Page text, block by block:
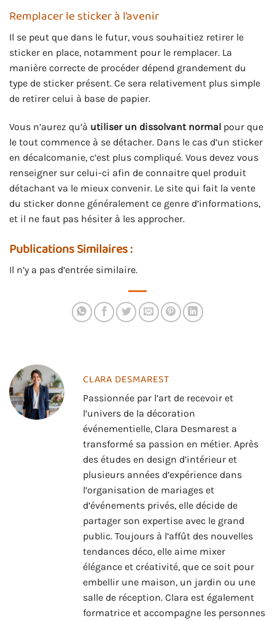
Remplacer le sticker à l’avenir
Il se peut que dans le futur, vous souhaitiez retirer le
sticker en place, notamment pour le remplacer. La
manière correcte de procéder dépend grandement du
type de sticker présent. Ce sera relativement plus simple
de retirer celui à base de papier.
Vous n’aurez qu’à utiliser un dissolvant normal pour que
le tout commence à se détacher. Dans le cas d’un sticker
en décalcomanie, c’est plus compliqué. Vous devez vous
renseigner sur celui-ci afin de connaitre quel produit
détachant va le mieux convenir. Le site qui fait la vente
du sticker donne généralement ce genre d’informations,
et il ne faut pas hésiter à les approcher.
Publications Similaires :
Il n’y a pas d’entrée similaire.
CLARA DESMAREST
Passionnée par l’art de recevoir et
l’univers de la décoration
événementielle, Clara Desmarest a
transformé sa passion en métier. Après
des études en design d’intérieur et
plusieurs années d’expérience dans
l’organisation de mariages et
d’événements privés, elle décide de
partager son expertise avec le grand
public. Toujours à l’affût des nouvelles
tendances déco, elle aime mixer
élégance et créativité, que ce soit pour
embellir une maison, un jardin ou une
salle de réception. Clara est également
formatrice et accompagne les personnes